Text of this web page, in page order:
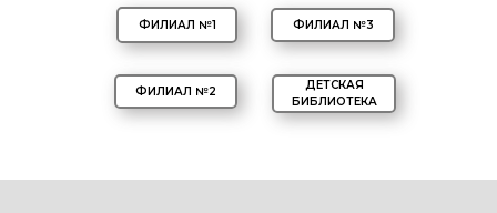
ФИЛИАЛ №2
ФИЛИАЛ №3
ФИЛИАЛ №1
ДЕТСКАЯ
БИБЛИОТЕКА